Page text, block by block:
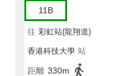
11B
往 彩虹站(龍翔道)
香港科技大學 站
距離 330m